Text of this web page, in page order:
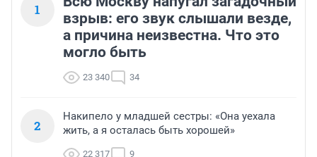
1
взрыв: его звук слышали везде,
а причина неизвестна. Что это
могло быть
23 340 34
2
Накипело у младшей сестры: «Она уехала
жить, а я осталась быть хорошей»
22 317 9